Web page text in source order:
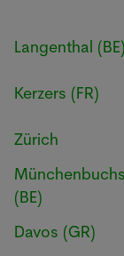
Langenthal
Kerzers (FR)
Zürich
(BE)
Davos (GR)